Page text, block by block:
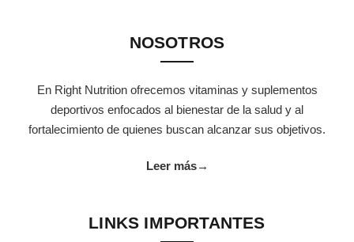
NOSOTROS
En Right Nutrition ofrecemos vitaminas y suplementos
deportivos enfocados al bienestar de la salud y al
fortalecimiento de quienes buscan alcanzar sus objetivos.
Leer más→
LINKS IMPORTANTES